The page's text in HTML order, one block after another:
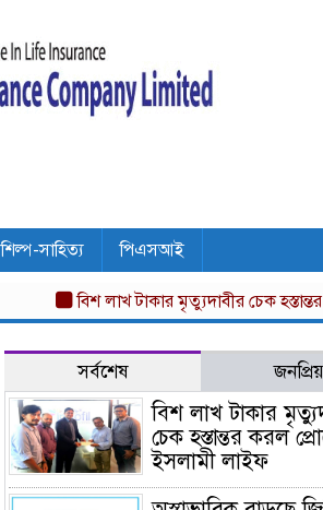
শিল্প-সাহিত্য পিএসআই
বিশ লাখ টাকার মৃত্যুদাবীর চেক হস্তান্তর করল
সর্বশেষ জনপ্রিয়
বিশ লাখ টাকার
চেক হস্তান্তর করল
ইসলামী লাইফ